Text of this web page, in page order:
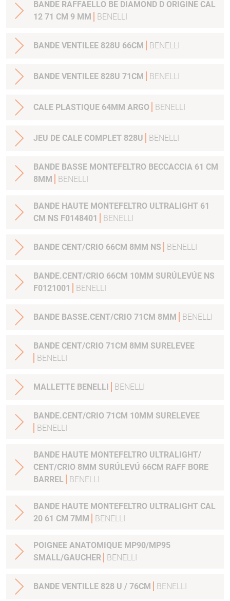
BANDE RAFFAELLO BE DIAMOND D ORIGINE CAL
12 71 CM 9 MM
BENELLI
BANDE VENTILEE 828U 66CM BENELLI
BANDE VENTILEE 828U 71CM BENELLI
CALE PLASTIQUE 64MM ARGO BENELLI
JEU DE CALE COMPLET 828U BENELLI
BANDE BASSE MONTEFELTRO BECCACCIA 61 CM
8MM
BENELLI
BANDE HAUTE MONTEFELTRO ULTRALIGHT 61
CM NS F0148401
BENELLI
BANDE CENT/CRIO 66CM 8MM NS BENELLI
BANDE.CENT/CRIO 66CM 10MM SURÚLEVÚE NS
F0121001
BENELLI
BANDE BASSE.CENT/CRIO 71CM 8MM BENELLI
BANDE CENT/CRIO 71CM 8MM SURELEVEE
BENELLI
MALLETTE BENELLI BENELLI
BANDE.CENT/CRIO 71CM 10MM SURELEVEE
BENELLI
BANDE HAUTE MONTEFELTRO ULTRALIGHT/
CENT/CRIO 8MM SURÚLEVÚ 66CM RAFF BORE
BARREL
BENELLI
BANDE HAUTE MONTEFELTRO ULTRALIGHT CAL
20 61 CM 7MM
BENELLI
POIGNEE ANATOMIQUE MP90/MP95
SMALL/GAUCHER
BENELLI
BANDE VENTILLE 828 U / 76CM BENELLI